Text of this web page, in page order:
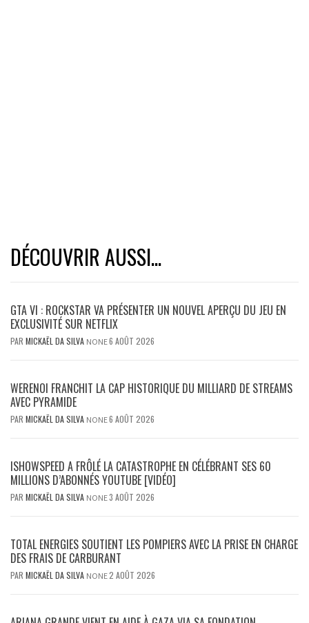
DÉCOUVRIR AUSSI...
GTA VI : ROCKSTAR VA PRÉSENTER UN NOUVEL APERÇU DU JEU EN
EXCLUSIVITÉ SUR NETFLIX
PAR MICKAËL DA SILVA NONE6 AOÛT 2026
WERENOI FRANCHIT LA CAP HISTORIQUE DU MILLIARD DE STREAMS
AVEC PYRAMIDE
PAR MICKAËL DA SILVA NONE6 AOÛT 2026
ISHOWSPEED A FRÔLÉ LA CATASTROPHE EN CÉLÉBRANT SES 60
MILLIONS D’ABONNÉS YOUTUBE [VIDÉO]
PAR MICKAËL DA SILVA NONE3 AOÛT 2026
TOTAL ENERGIES SOUTIENT LES POMPIERS AVEC LA PRISE EN CHARGE
DES FRAIS DE CARBURANT
PAR MICKAËL DA SILVA NONE2 AOÛT 2026